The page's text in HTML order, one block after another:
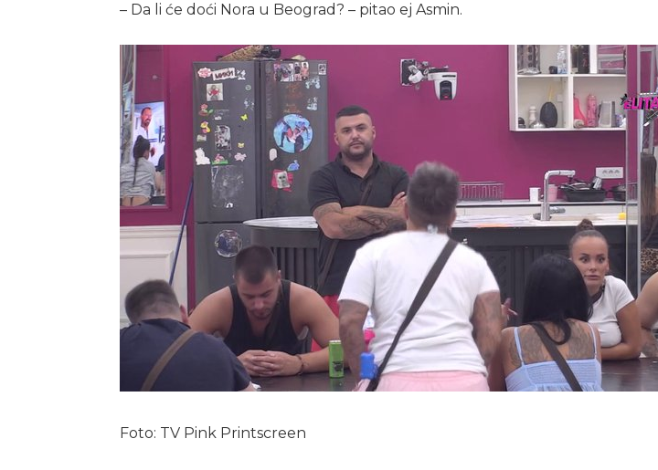
– Da li će doći Nora u Beograd? – pitao ej Asmin.
Foto: TV Pink Printscreen